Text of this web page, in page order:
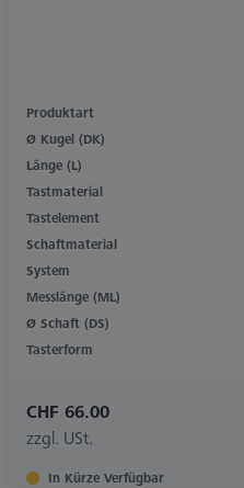
Produktart
Ø Kugel (DK)
Länge (L)
Tastmaterial
Tastelement
Schaftmaterial
System
Messlänge (ML)
Ø Schaft (DS)
Tasterform
CHF 66.00
zzgl. USt.
In Kürze Verfügbar